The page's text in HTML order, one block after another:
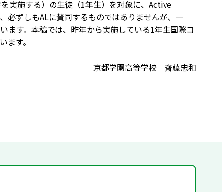
実施する）の生徒（1年生）を対象に、Active
ずしもALに賛同するものではありませんが、一
ます。本稿では、昨年から実施している1年生国際コ
ます。
京都学園高等学校 齋藤忠和